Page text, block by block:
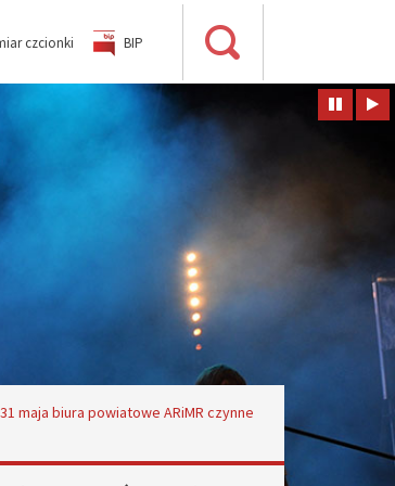
czcionki BIP Wyszukiwarka
maja biura powiatowe ARiMR czynne